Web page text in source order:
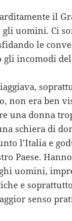
il
uomini. Ci
le
incomodi
non era ben
una donna
schiera di
l’Italia e
Paese.
uomini,
e
senso